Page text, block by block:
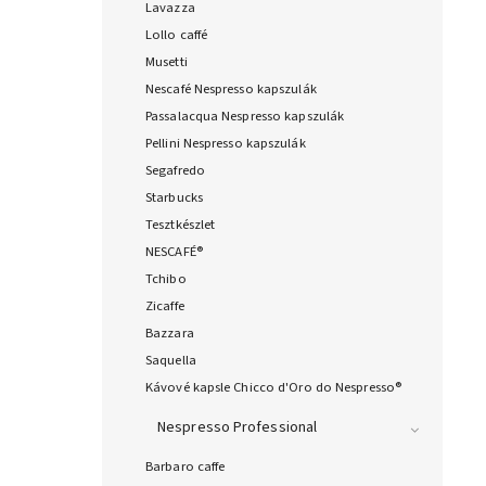
Lavazza
Lollo caffé
Musetti
Nescafé Nespresso kapszulák
Passalacqua Nespresso kapszulák
Pellini Nespresso kapszulák
Segafredo
Starbucks
Tesztkészlet
NESCAFÉ®
Tchibo
Zicaffe
Bazzara
Saquella
Kávové kapsle Chicco d'Oro do Nespresso®
Nespresso Professional
Barbaro caffe